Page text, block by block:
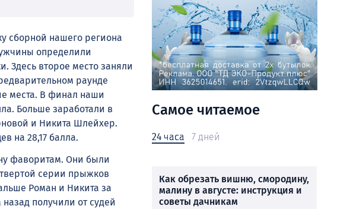
сборной нашего региона
определили
Здесь второе место заняли
раунде
места. В финал наши
Больше заработали в
и Никита Шлейхер.
на 28,17 балла.
фаворитам. Они были
серии прыжков
Роман и Никита за
получили от судей
Самое читаемое
24 часа 7 дней
Как обрезать вишню, смородину,
малину в августе: инструкция и
советы дачникам